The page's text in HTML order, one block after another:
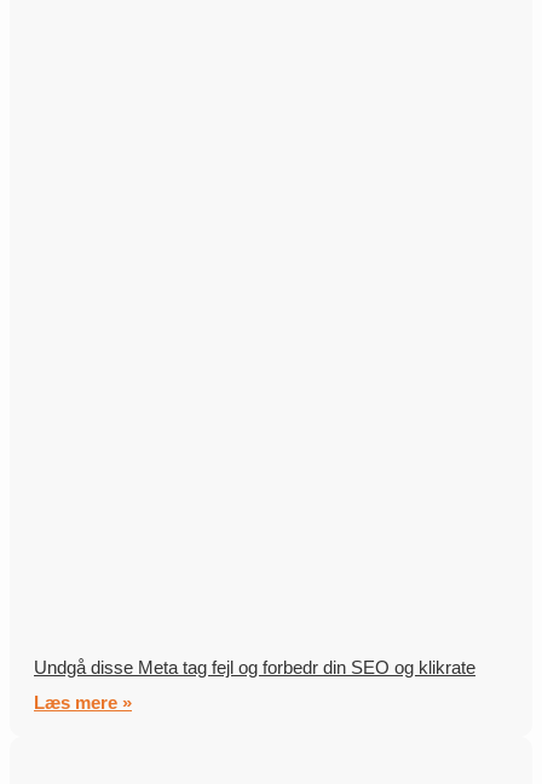
Undgå disse Meta tag fejl og forbedr din SEO og klikrate
Læs mere »